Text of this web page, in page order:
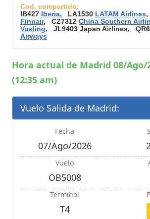
Cod. compartido:
IB427 Iberia, LA1530 LATAM Airlines,
Finnair, CZ7312 China Southern
Vueling, JL9403 Japan Airlines,
Airways
Hora actual de Madrid 08/Ago/
(12:35 am)
Vuelo Salida de Madrid:
Fecha
07/Ago/2026
Vuelo
OB5008
Terminal
T4